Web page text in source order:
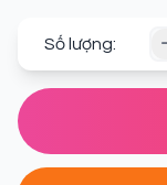
Số lượng: